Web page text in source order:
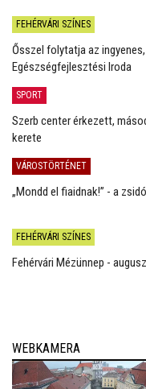
FEHÉRVÁRI SZÍNES
Ősszel folytatja az
Egészségfejlesztési Iroda
SPORT
Szerb center érkezett,
kerete
VÁROSTÖRTÉNET
„Mondd el fiaidnak!” - a
FEHÉRVÁRI SZÍNES
Fehérvári Mézünnep -
WEBKAMERA